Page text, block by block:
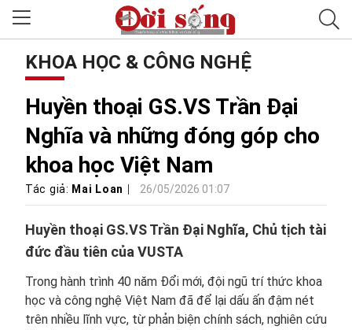
KHOA HỌC & CÔNG NGHỆ
Huyền thoại GS.VS Trần Đại
Nghĩa và những đóng góp cho
khoa học Việt Nam
Tác giả: Mai Loan 26/05/2026 01:07
Huyền thoại GS.VS Trần Đại Nghĩa, Chủ tịch tài
đức đầu tiên của VUSTA
Trong hành trình 40 năm Đổi mới, đội ngũ trí thức khoa
học và công nghệ Việt Nam đã để lại dấu ấn đậm nét
trên nhiều lĩnh vực, từ phản biện chính sách, nghiên cứu